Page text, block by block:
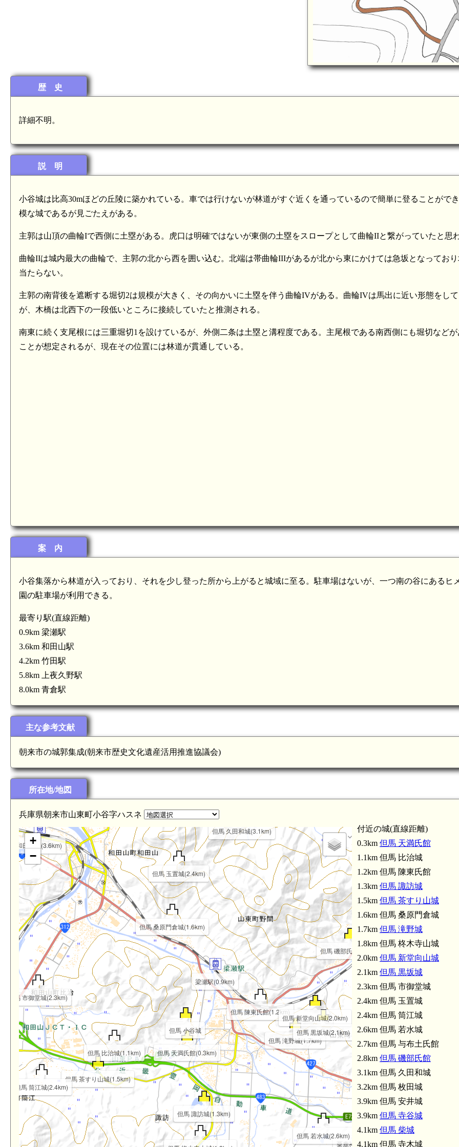
歴 史
詳細不明。
説 明
小谷城は比高30mほどの丘陵に築かれている。車では行けないが林道がすぐ近くを通っているので簡単に登ることがで
模な城であるが見ごたえがある。
主郭は山頂の曲輪Iで西側に土塁がある。虎口は明確ではないが東側の土塁をスロープとして曲輪IIと繋がっていたと思
曲輪IIは城内最大の曲輪で、主郭の北から西を囲い込む。北端は帯曲輪IIIがあるが北から東にかけては急坂となってお
当たらない。
主郭の南背後を遮断する堀切2は規模が大きく、その向かいに土塁を伴う曲輪IVがある。曲輪IVは馬出に近い形態をし
が、木橋は北西下の一段低いところに接続していたと推測される。
南東に続く支尾根には三重堀切1を設けているが、外側二条は土塁と溝程度である。主尾根である南西側にも堀切など
ことが想定されるが、現在その位置には林道が貫通している。
案 内
小谷集落から林道が入っており、それを少し登った所から上がると城域に至る。駐車場はないが、一つ南の谷にあるヒ
園の駐車場が利用できる。
最寄り駅(直線距離)
0.9km 梁瀬駅
3.6km 和田山駅
4.2km 竹田駅
5.8km 上夜久野駅
8.0km 青倉駅
主な参考文献
朝来市の城郭集成(朝来市歴史文化遺産活用推進協議会)
所在地/地図
兵庫県朝来市山東町小谷字ハスネ
梁瀬駅(0.9km)
和田山駅(3.6km)
粟鹿神社(3.2km)
但馬 小谷城
但馬 天満氏館(0.3km)
但馬 比治城(1.1km)
但馬 陳東氏館(1.2km)
但馬 諏訪城(1.3km)
但馬 茶すり山城(1.5km)
但馬 桑原門倉城(1.6km)
但馬 滝野城(1.7km)
但馬 新堂向山城(2.0km)
但馬 黒坂城(2.1km)
但馬 市御堂城(2.3km)
但馬 玉置城(2.4km)
但馬 筒江城(2.4km)
但馬 若水城(2.6km)
但馬 磯部氏館(2.8km)
但馬 久田和城(3.1km)
但馬 寺谷城(3.9km)
但馬 柴城
+
−
付近の城(直線距離)
0.3km 但馬 天満氏館
1.1km 但馬 比治城
1.2km 但馬 陳東氏館
1.3km 但馬 諏訪城
1.5km 但馬 茶すり山城
1.6km 但馬 桑原門倉城
1.7km 但馬 滝野城
1.8km 但馬 柊木寺山城
2.0km 但馬 新堂向山城
2.1km 但馬 黒坂城
2.3km 但馬 市御堂城
2.4km 但馬 玉置城
2.4km 但馬 筒江城
2.6km 但馬 若水城
2.7km 但馬 与布土氏館
2.8km 但馬 磯部氏館
3.1km 但馬 久田和城
3.2km 但馬 枚田城
3.9km 但馬 安井城
3.9km 但馬 寺谷城
4.1km 但馬 柴城
4.1km 但馬 寺木城